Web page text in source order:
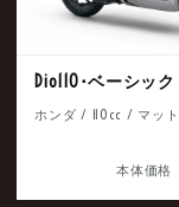
Dio110･ベーシック
本体価格